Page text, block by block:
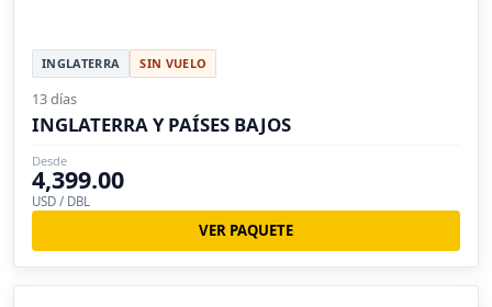
INGLATERRA SIN VUELO
13 días
INGLATERRA Y PAÍSES BAJOS
Desde
4,399.00
USD / DBL
VER PAQUETE